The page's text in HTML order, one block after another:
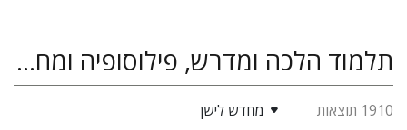
תלמוד הלכה ומדרש, פילוסופיה ומחשבה יהודית, מדעי היהדות, היסטוריה
1910 תוצאות מחדש לישן